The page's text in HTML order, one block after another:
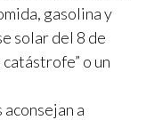
gasolina y
solar del 8 de
o un
a